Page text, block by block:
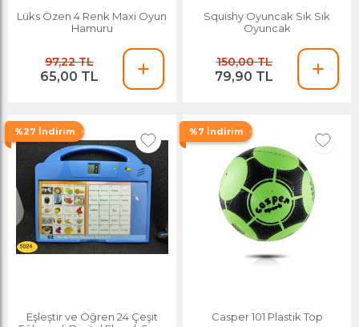
Lüks Özen 4 Renk Maxi Oyun
Hamuru
97,22 TL
65,00 TL
Squishy Oyuncak Sık Sık
Oyuncak
150,00 TL
79,90 TL
%27 İndirim
Eşleştir ve Öğren 24 Çeşit
%7 İndirim
Casper 101 Plastik Top